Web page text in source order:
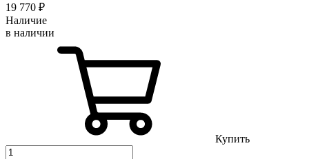
19 770 ₽
Наличие
в наличии
Купить